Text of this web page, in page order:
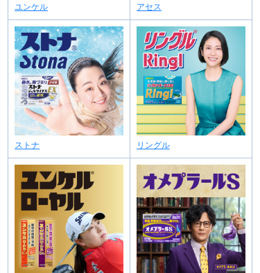
ユンケル アセス
ストナ リングル